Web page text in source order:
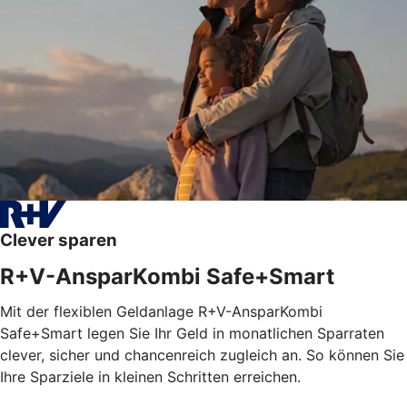
Clever sparen
R+V-AnsparKombi Safe+Smart
Mit der flexiblen Geldanlage R+V-AnsparKombi
Safe+Smart legen Sie Ihr Geld in monatlichen Sparraten
clever, sicher und chancenreich zugleich an. So können Sie
Ihre Sparziele in kleinen Schritten erreichen.